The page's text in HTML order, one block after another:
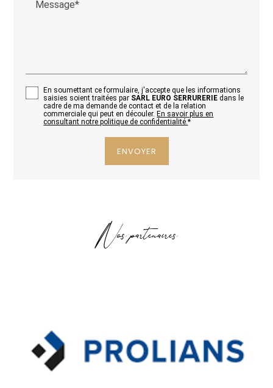
Message*
En soumettant ce formulaire, j'accepte que les informations
saisies soient traitées par SARL EURO SERRURERIE dans le
cadre de ma demande de contact et de la relation
commerciale qui peut en découler. En savoir plus en
consultant notre politique de confidentialité.*
Nos partenaires